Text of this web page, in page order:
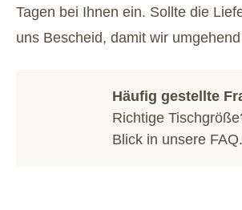
Tagen bei Ihnen ein. Sollte die
uns Bescheid, damit wir
Häufig gestellte
Richtige
Blick in unsere FAQ.